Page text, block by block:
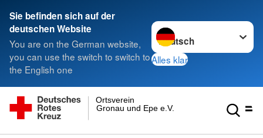
Sie befinden sich auf der
deutschen Website
You are on the German website,
you can use the switch to switch to
the English one
Sprache wechseln zu
Alles klar
Gronau und Epe e.V.
Ortsverein